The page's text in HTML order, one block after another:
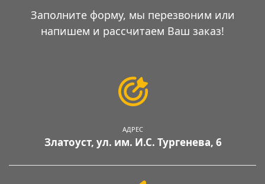
Заполните форму, мы перезвоним или
напишем и рассчитаем Ваш заказ!
АДРЕС
Златоуст, ул. им. И.С. Тургенева, 6